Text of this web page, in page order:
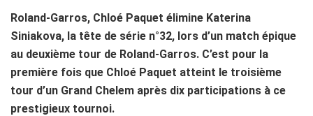
Roland-Garros, Chloé Paquet élimine Katerina
Siniakova, la tête de série n°32, lors d’un match épique
au deuxième tour de Roland-Garros. C’est pour la
première fois que Chloé Paquet atteint le troisième
tour d’un Grand Chelem après dix participations à ce
prestigieux tournoi.